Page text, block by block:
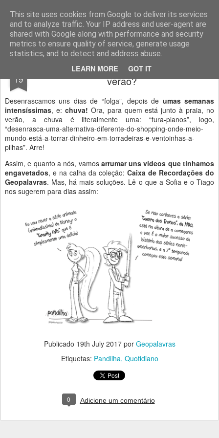
This site uses cookies from Google to deliver its services
and to analyze traffic. Your IP address and user-agent are
shared with Google along with performance and security
metrics to ensure quality of service, generate usage
statistics, and to detect and address abuse.
LEARN MORE GOT IT
Geopalavras
canal800 clique ZapCanal
19
O que fazer num dia de chuva em pleno
verão?
Desenrascamos uns dias de “folga”, depois de umas semanas
intensíssimas, e: chuva! Ora, para quem está junto à praia, no
verão, a chuva é literalmente uma: “fura-planos”, logo,
“desenrasca-uma-alternativa-diferente-do-shopping-onde-meio-
mundo-está-a-torrar-dinheiro-em-torradeiras-e-ventoinhas-a-
pilhas”. Arre!
Assim, e quanto a nós, vamos arrumar uns vídeos que tínhamos
engavetados, e na calha da coleção: Caixa de Recordações do
Geopalavras. Mas, há mais soluções. Lê o que a Sofia e o Tiago
nos sugerem para dias assim:
Publicado 19th July 2017por Geopalavras
Etiquetas: Pandilha Quotidiano
0 Adicione um comentário